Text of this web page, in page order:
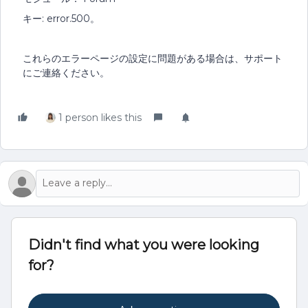
キー: error.500。
これらのエラーページの設定に問題がある場合は、サポート
にご連絡ください。
1 person likes this
Didn't find what you were looking
for?